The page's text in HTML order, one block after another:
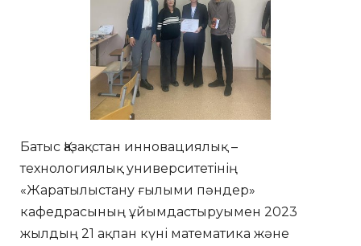
Батыс Қазақстан инновациялық –
технологиялық университетінің
«Жаратылыстану ғылыми пәндер»
кафедрасының ұйымдастыруымен 2023
жылдың 21 ақпан күні математика және